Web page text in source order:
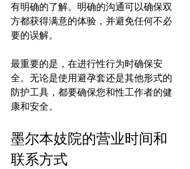
有明确的了解。明确的沟通可以确保双
方都获得满意的体验，并避免任何不必
要的误解。
最重要的是，在进行性行为时确保安
全。无论是使用避孕套还是其他形式的
防护工具，都要确保您和性工作者的健
墨尔本妓院的营业时间和
联系方式